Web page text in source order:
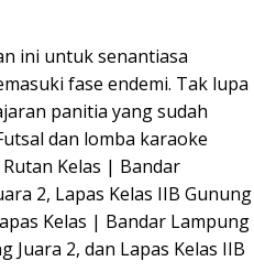
ini untuk senantiasa
fase endemi. Tak lupa
panitia yang sudah
dan lomba karaoke
Kelas | Bandar
2, Lapas Kelas IIB Gunung
Kelas | Bandar Lampung
Juara 2, dan Lapas Kelas IIB